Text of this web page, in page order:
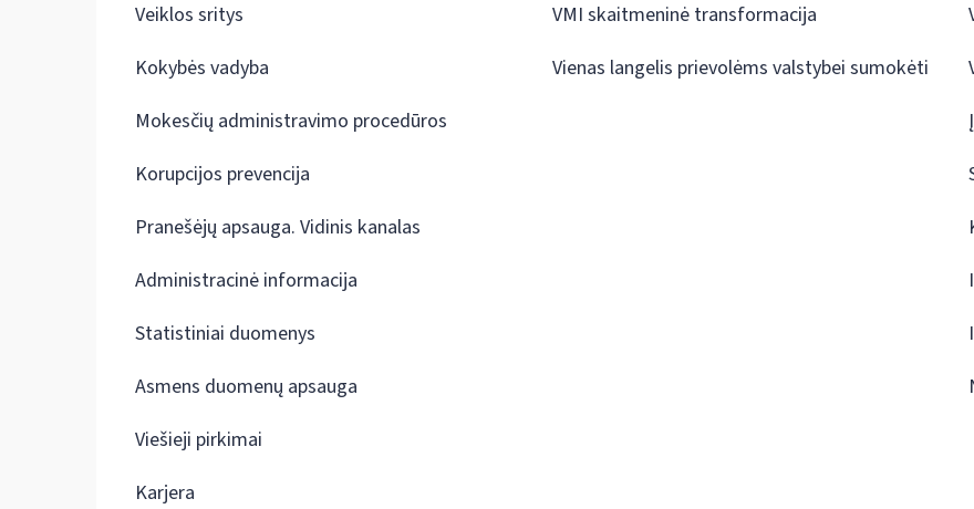
Veiklos sritys
Kokybės vadyba
Mokesčių administravimo procedūros
Korupcijos prevencija
Pranešėjų apsauga. Vidinis kanalas
Administracinė informacija
Statistiniai duomenys
Asmens duomenų apsauga
Viešieji pirkimai
Karjera
VMI skaitmeninė transformacija
Vienas langelis prievolėms valstybei sumokėti